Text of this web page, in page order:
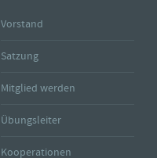
Vorstand
Satzung
Mitglied werden
Übungsleiter
Kooperationen